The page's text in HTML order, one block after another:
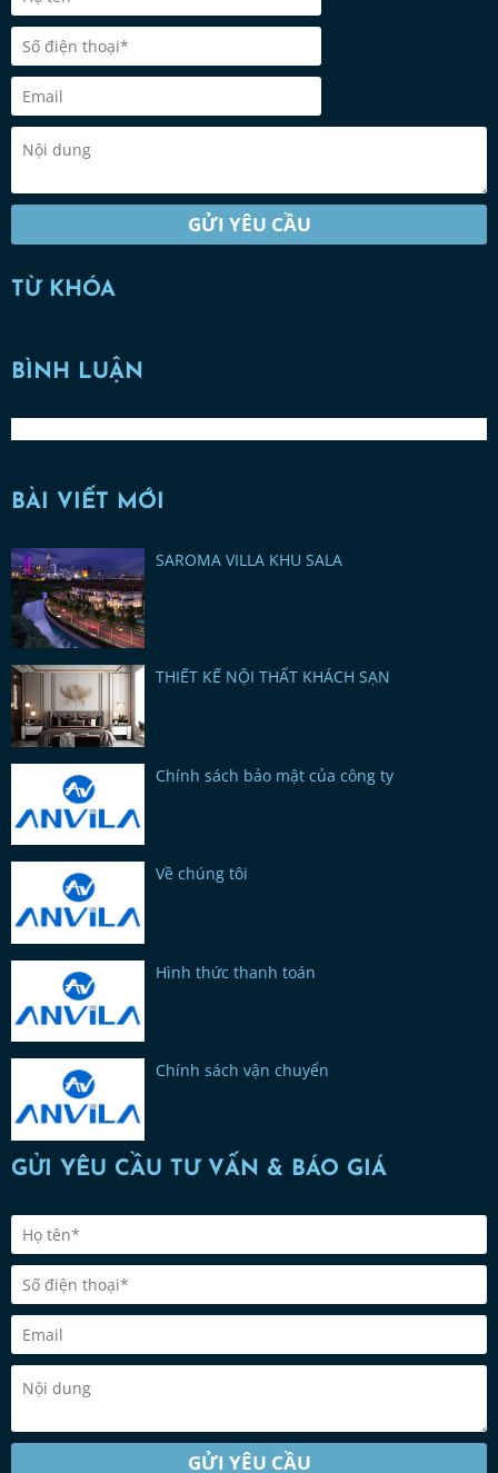
GỬI YÊU CẦU
TỪ KHÓA
BÌNH LUẬN
BÀI VIẾT MỚI
SAROMA VILLA KHU SALA
THIẾT KẾ NỘI THẤT KHÁCH SẠN
Chính sách bảo mật của công ty
Về chúng tôi
Hình thức thanh toán
Chính sách vận chuyển
GỬI YÊU CẦU TƯ VẤN & BÁO GIÁ
GỬI YÊU CẦU